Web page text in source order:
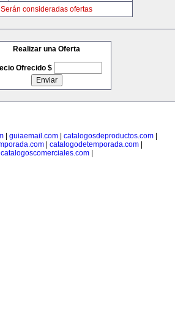
Serán consideradas ofertas
Realizar una Oferta
Ofrecido $
| guiaemail.com| catalogosdeproductos.com|
| catalogodetemporada.com|
catalogoscomerciales.com|